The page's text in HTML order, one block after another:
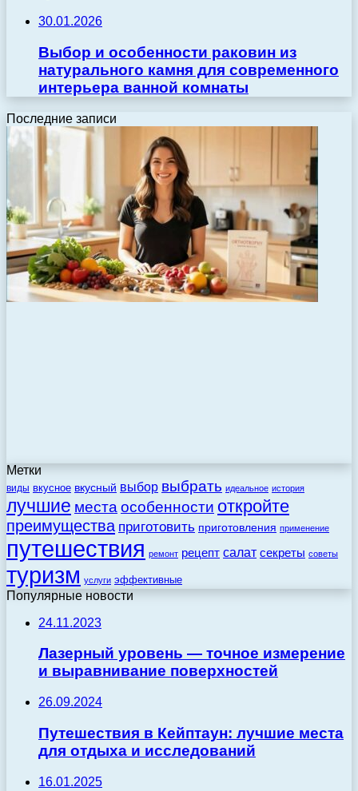
30.01.2026
Выбор и особенности раковин из
натурального камня для современного
интерьера ванной комнаты
Последние записи
Метки
виды вкусное вкусный выбор выбрать идеальное история
лучшие места особенности откройте
преимущества приготовить приготовления применение
путешествия ремонт рецепт салат секреты советы
туризм услуги эффективные
Популярные новости
24.11.2023
Лазерный уровень — точное измерение
и выравнивание поверхностей
26.09.2024
Путешествия в Кейптаун: лучшие места
для отдыха и исследований
16.01.2025